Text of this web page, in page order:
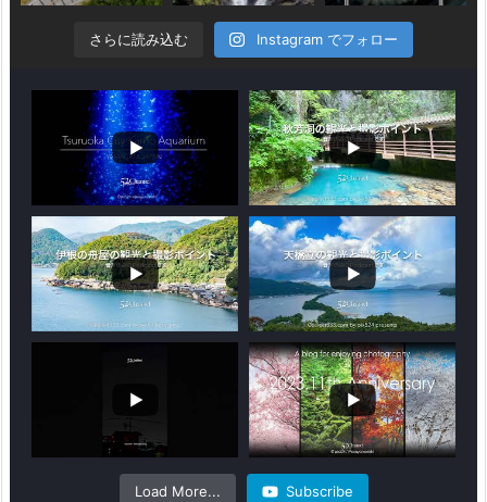
さらに読み込む Instagram でフォロー
Load More... Subscribe